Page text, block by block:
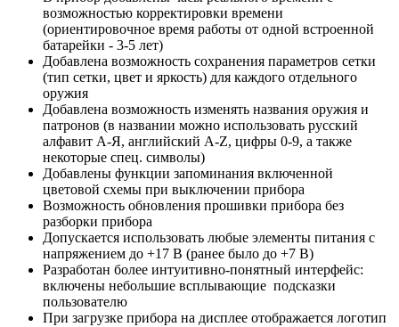
возможностью корректировки времени
(ориентировочное время работы от одной встроенной
батарейки - 3-5 лет)
Добавлена возможность сохранения параметров сетки
(тип сетки, цвет и яркость) для каждого отдельного
оружия
Добавлена возможность изменять названия оружия и
патронов (в названии можно использовать русский
алфавит А-Я, английский A-Z, цифры 0-9, а также
некоторые спец. символы)
Добавлены функции запоминания включенной
цветовой схемы при выключении прибора
Возможность обновления прошивки прибора без
разборки прибора
Допускается использовать любые элементы питания с
напряжением до +17 В (ранее было до +7 В)
Разработан более интуитивно-понятный интерфейс:
включены небольшие всплывающие подсказки
пользователю
При загрузке прибора на дисплее отображается логотип